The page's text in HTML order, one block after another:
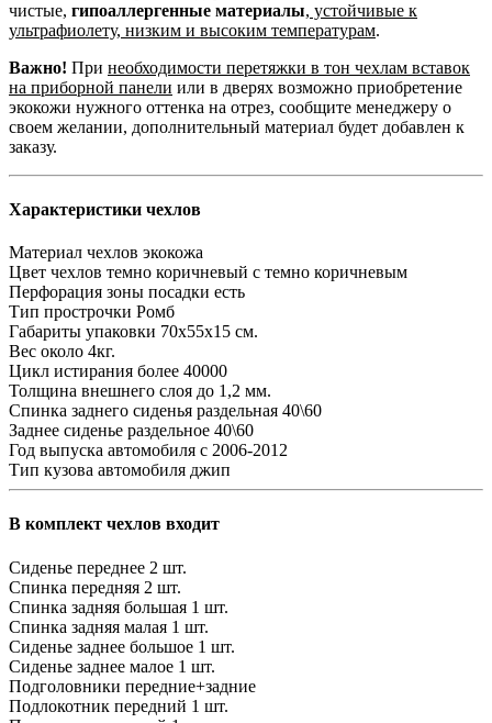
чистые, гипоаллергенные материалы, устойчивые к
ультрафиолету, низким и высоким температурам.
Важно! При необходимости перетяжки в тон чехлам вставок
на приборной панели или в дверях возможно приобретение
экокожи нужного оттенка на отрез, сообщите менеджеру о
своем желании, дополнительный материал будет добавлен к
заказу.
Характеристики чехлов
Материал чехлов экокожа
Цвет чехлов темно коричневый с темно коричневым
Перфорация зоны посадки есть
Тип прострочки Ромб
Габариты упаковки 70х55х15 см.
Вес около 4кг.
Цикл истирания более 40000
Толщина внешнего слоя до 1,2 мм.
Спинка заднего сиденья раздельная 40\60
Заднее сиденье раздельное 40\60
Год выпуска автомобиля с 2006-2012
Тип кузова автомобиля джип
В комплект чехлов входит
Сиденье переднее 2 шт.
Спинка передняя 2 шт.
Спинка задняя большая 1 шт.
Спинка задняя малая 1 шт.
Сиденье заднее большое 1 шт.
Сиденье заднее малое 1 шт.
Подголовники передние+задние
Подлокотник передний 1 шт.